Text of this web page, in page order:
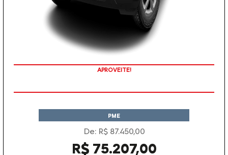
APROVEITE!
PME
De: R$ 87.450,00
R$ 75.207,00